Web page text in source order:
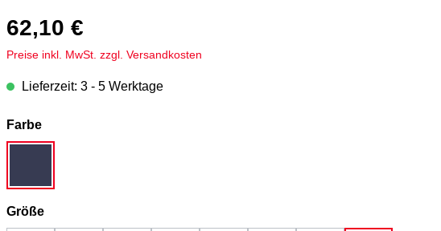
62,10 €
Preise inkl. MwSt. zzgl. Versandkosten
Lieferzeit: 3 - 5 Werktage
Farbeauswählen
Größeauswählen